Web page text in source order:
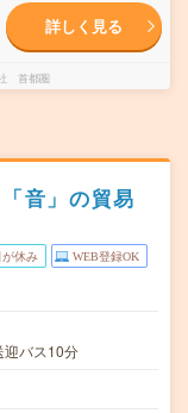
詳しく見る
首都圏
音」の貿易
が休み WEB登録OK
迎バス10分